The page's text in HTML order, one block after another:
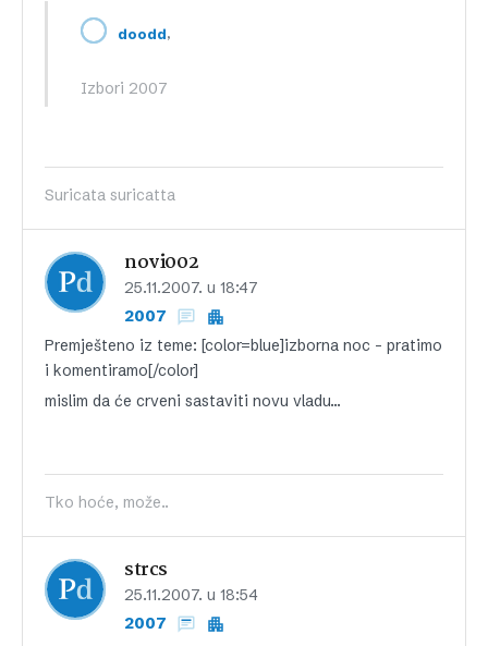
doodd,
Izbori 2007
Suricata suricatta
novi002
25.11.2007. u 18:47
2007
Premješteno iz teme: [color=blue]izborna noc – pratimo
i komentiramo[/color]
mislim da će crveni sastaviti novu vladu…
Tko hoće, može..
strcs
25.11.2007. u 18:54
2007